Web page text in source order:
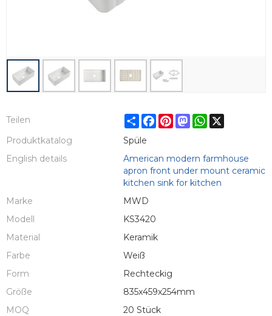
Teilen ShareFacebook
Pinterest
Mastodon
WhatsApp
X
Produktkatalog
Spüle
English details
American modern farmhouse
apron front under mount ceramic
kitchen sink for kitchen
Marke
MWD
Modell
KS3420
Material
Keramik
Farbe
Weiß
Form
Rechteckig
Größe
835x459x254mm
MOQ
20 Stück